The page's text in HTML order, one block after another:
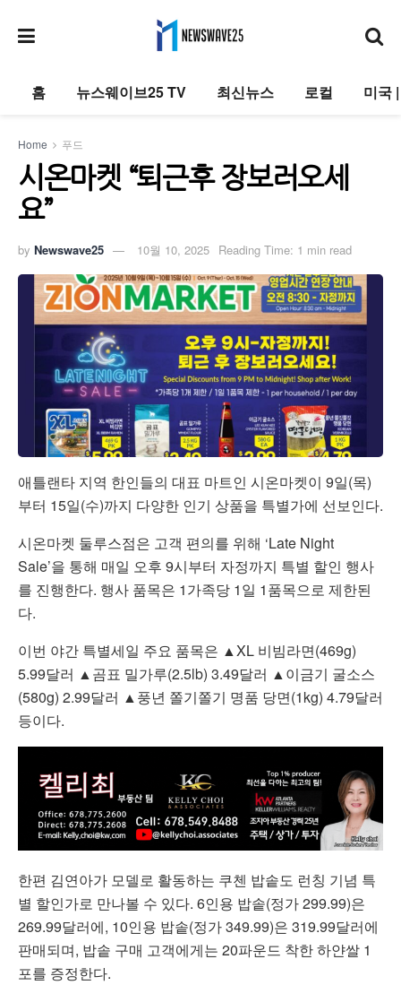
홈 뉴스웨이브25 TV 최신뉴스 로컬 미국
Home 푸드
시온마켓 “퇴근후 장보러오세
요”
by Newswave25 10월 10, 2025 Reading Time: 1 min read
애틀랜타 지역 한인들의 대표 마트인 시온마켓이 9일(목)
부터 15일(수)까지 다양한 인기 상품을 특별가에 선보인다.
시온마켓 둘루스점은 고객 편의를 위해 ‘Late Night
Sale’을 통해 매일 오후 9시부터 자정까지 특별 할인 행사
를 진행한다. 행사 품목은 1가족당 1일 1품목으로 제한된
다.
이번 야간 특별세일 주요 품목은 ▲XL 비빔라면(469g)
5.99달러 ▲곰표 밀가루(2.5lb) 3.49달러 ▲이금기 굴소스
(580g) 2.99달러 ▲풍년 쫄기쫄기 명품 당면(1kg) 4.79달러
등이다.
한편 김연아가 모델로 활동하는 쿠첸 밥솥도 런칭 기념 특
별 할인가로 만나볼 수 있다. 6인용 밥솥(정가 299.99)은
269.99달러에, 10인용 밥솥(정가 349.99)은 319.99달러에
판매되며, 밥솥 구매 고객에게는 20파운드 착한 하얀쌀 1
포를 증정한다.